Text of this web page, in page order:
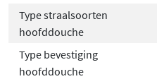
Type straalsoorten
hoofddouche
Type bevestiging
hoofddouche